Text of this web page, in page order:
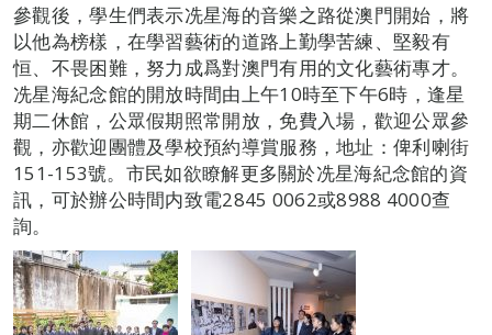
參觀後，學生們表示冼星海的音樂之路從澳門開始，將
以他為榜樣，在學習藝術的道路上勤學苦練、堅毅有
恒、不畏困難，努力成爲對澳門有用的文化藝術專才。
冼星海紀念館的開放時間由上午10時至下午6時，逢星
期二休館，公眾假期照常開放，免費入場，歡迎公眾參
觀，亦歡迎團體及學校預約導賞服務，地址：俾利喇街
151-153號。市民如欲瞭解更多關於冼星海紀念館的資
訊，可於辦公時間内致電2845 0062或8988 4000查
詢。